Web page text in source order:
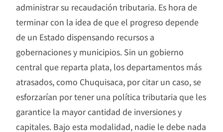
administrar su recaudación tributaria. Es hora de
terminar con la idea de que el progreso depende
de un Estado dispensando recursos a
gobernaciones y municipios. Sin un gobierno
central que reparta plata, los departamentos más
atrasados, como Chuquisaca, por citar un caso, se
esforzarían por tener una política tributaria que les
garantice la mayor cantidad de inversiones y
capitales. Bajo esta modalidad, nadie le debe nada